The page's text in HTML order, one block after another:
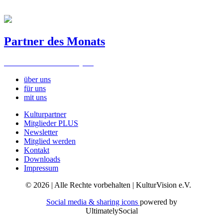
Partner des Monats
über uns
für uns
mit uns
Kulturpartner
Mitglieder PLUS
Newsletter
Mitglied werden
Kontakt
Downloads
Impressum
© 2026 | Alle Rechte vorbehalten | KulturVision e.V.
Social media & sharing icons powered by
UltimatelySocial